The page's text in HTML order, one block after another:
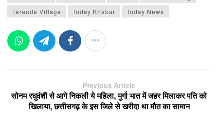
Tarauda Village
Today Khabar Today News
Previous Article
सोनम रघुवंशी से आगे निकली ये महिला, मुर्गा भात में जहर मिलाकर पति को
खिलाया, छत्तीसगढ़ के इस जिले से खरीदा था मौत का सामान